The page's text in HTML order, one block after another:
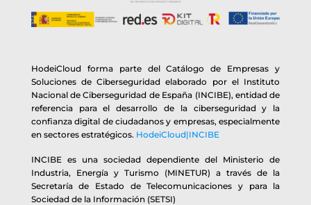
HodeiCloud forma parte del Catálogo de Empresas y
Soluciones de Ciberseguridad elaborado por el Instituto
Nacional de Ciberseguridad de España (INCIBE), entidad de
referencia para el desarrollo de la ciberseguridad y la
confianza digital de ciudadanos y empresas, especialmente
en sectores estratégicos. HodeiCloud|INCIBE
INCIBE es una sociedad dependiente del Ministerio de
Industria, Energía y Turismo (MINETUR) a través de la
Secretaría de Estado de Telecomunicaciones y para la
Sociedad de la Información (SETSI)